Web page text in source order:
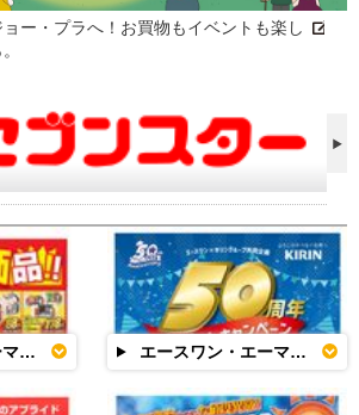
ー・プラへ！お買物もイベントも楽し
ス エースワン・エーマックス